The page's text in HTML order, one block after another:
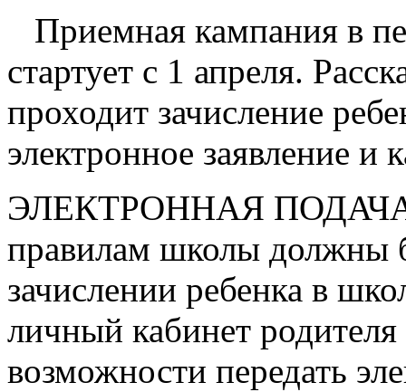
Приемная кампания в
стартует с 1 апреля.
проходит зачисление
электронное заявление и
ЭЛЕКТРОННАЯ
правилам школы должны
зачислении ребенка в
личный кабинет
возможности передать